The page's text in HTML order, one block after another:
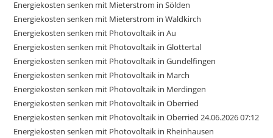
Energiekosten senken mit Mieterstrom in Sölden
Energiekosten senken mit Mieterstrom in Waldkirch
Energiekosten senken mit Photovoltaik in Au
Energiekosten senken mit Photovoltaik in Glottertal
Energiekosten senken mit Photovoltaik in Gundelfingen
Energiekosten senken mit Photovoltaik in March
Energiekosten senken mit Photovoltaik in Merdingen
Energiekosten senken mit Photovoltaik in Oberried
Energiekosten senken mit Photovoltaik in Oberried 24.06.2026 07:12
Energiekosten senken mit Photovoltaik in Rheinhausen